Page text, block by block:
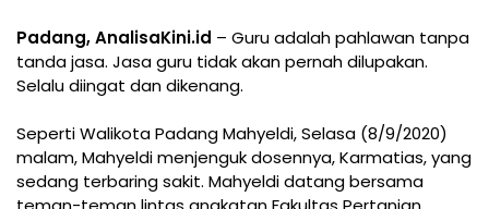
Padang, AnalisaKini.id – Guru adalah pahlawan tanpa
tanda jasa. Jasa guru tidak akan pernah dilupakan.
Selalu diingat dan dikenang.
Seperti Walikota Padang Mahyeldi, Selasa (8/9/2020)
malam, Mahyeldi menjenguk dosennya, Karmatias, yang
sedang terbaring sakit. Mahyeldi datang bersama